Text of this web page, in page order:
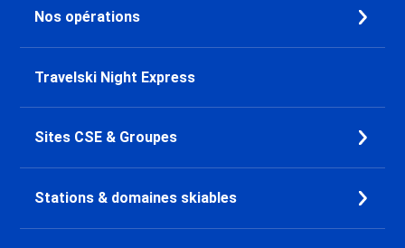
Nos opérations
Travelski Night Express
Sites CSE & Groupes
Stations & domaines skiables